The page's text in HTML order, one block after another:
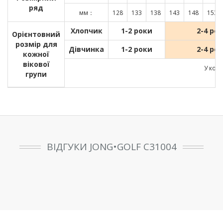
ряд
мм： 128 133 138 143 148 153
Орієнтовний
розмір для
кожної
вікової
групи
Хлопчик 1-2 роки
2-4
Дівчинка
1-2 роки 2-4
У
ВІДГУКИ JONG•GOLF C31004